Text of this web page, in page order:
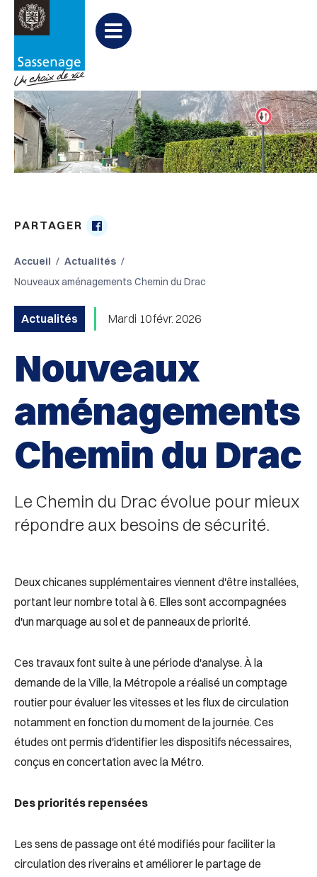
Aller à la recherche
PARTAGER Partager
Facebook
Accueil
Actualités
Nouveaux aménagements Chemin du Drac
Actualités Mardi 10 févr. 2026
Nouveaux
aménagements
Chemin du Drac
Le Chemin du Drac évolue pour mieux
répondre aux besoins de sécurité.
Deux chicanes supplémentaires viennent d'être installées,
portant leur nombre total à 6. Elles sont accompagnées
d'un marquage au sol et de panneaux de priorité.
Ces travaux font suite à une période d'analyse. À la
demande de la Ville, la Métropole a réaliséuncomptage
routier pour évaluer les vitesses et les flux de circulation
notamment en fonction du moment de la journée. Ces
études ont permis d'identifier les dispositifs nécessaires,
conçus en concertation avec la Métro.
Des priorités repensées
Les sens de passage ont été modifiés pour faciliter la
circulation des riverains et améliorer le partage de